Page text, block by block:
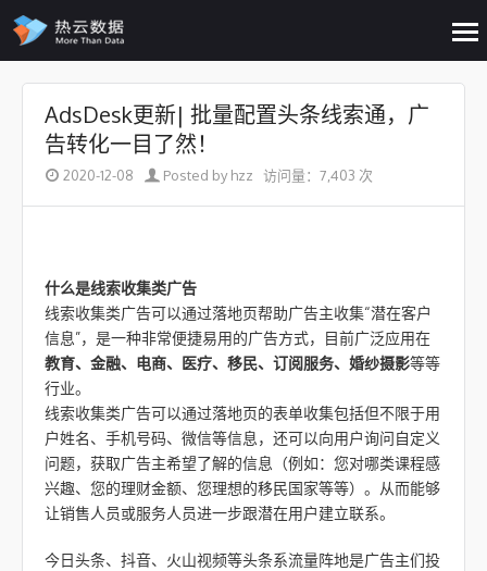
Skip to content
AdsDesk更新| 批量配置头条线索通，广
告转化一目了然！
2020-12-08 Posted by hzz 访问量：7,403 次
什么是线索收集类广告
线索收集类广告可以通过落地页帮助广告主收集“潜在客户
信息”，是一种非常便捷易用的广告方式，目前广泛应用在
教育、金融、电商、医疗、移民、订阅服务、婚纱摄影等等
行业。
线索收集类广告可以通过落地页的表单收集包括但不限于用
户姓名、手机号码、微信等信息，还可以向用户询问自定义
问题，获取广告主希望了解的信息（例如：您对哪类课程感
兴趣、您的理财金额、您理想的移民国家等等）。从而能够
让销售人员或服务人员进一步跟潜在用户建立联系。
今日头条、抖音、火山视频等头条系流量阵地是广告主们投